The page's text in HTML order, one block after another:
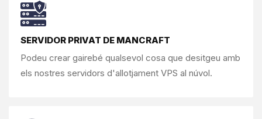
SERVIDOR PRIVAT DE MANCRAFT
Podeu crear gairebé qualsevol cosa que desitgeu amb
els nostres servidors d'allotjament VPS al núvol.